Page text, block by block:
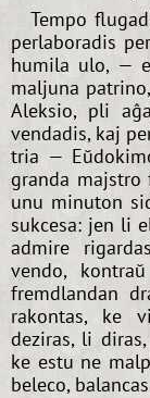
Tempo
perlaboradis
humila ulo, —
maljuna
Aleksio, pli
vendadis, kaj
tria —
granda
unu minuton
sukcesa: jen li
admire
vendo,
fremdlandan
rakontas, ke
deziras, li
ke estu ne
beleco,